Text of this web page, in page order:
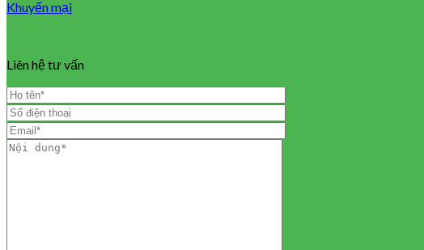
Khuyến mại
Liên hệ tư vấn